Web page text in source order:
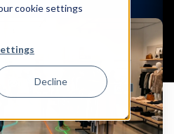
cookie settings
Decline